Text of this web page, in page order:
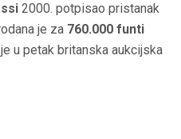
2000. potpisao pristanak
je za 760.000 funti
u petak britanska aukcijska